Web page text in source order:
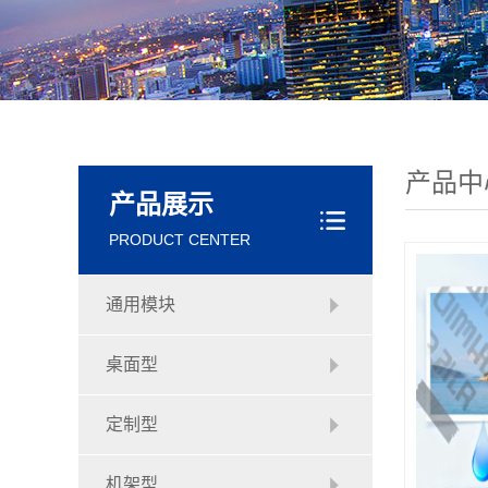
产品展示
PRODUCT CENTER
通用模块
桌面型
定制型
机架型
产品